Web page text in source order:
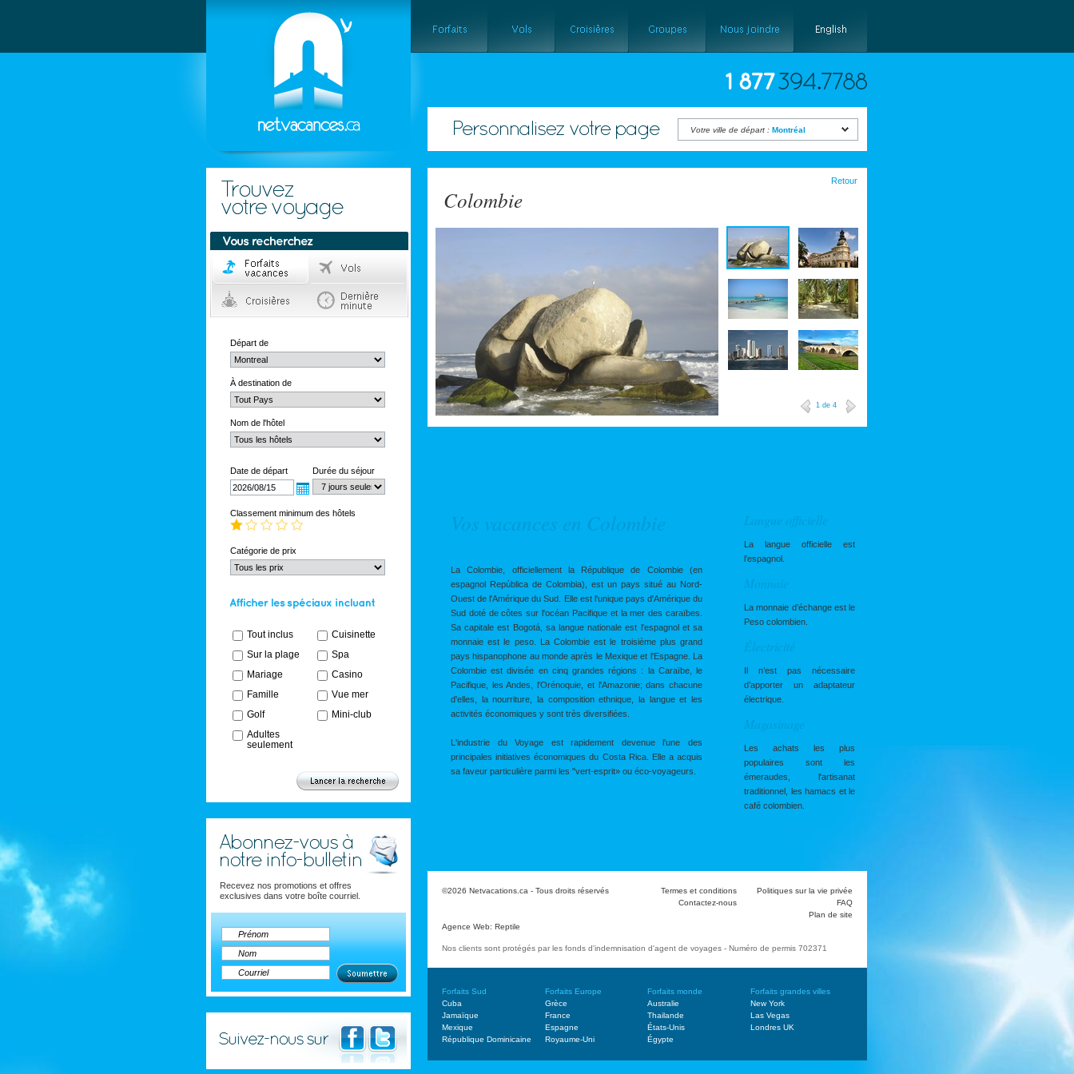
Votre ville de départ : Montréal
Départ de
À destination de
Nom de l'hôtel
Date de départ Durée du séjour
Classement minimum des hôtels
Catégorie de prix
Tout inclus
Cuisinette
Sur la plage
Spa
Mariage
Casino
Famille
Vue mer
Golf
Mini-club
Adultes
seulement
Recevez nos promotions et offres
exclusives dans votre boîte courriel.
Retour
Colombie
1 de 4
Vos vacances en Colombie
La Colombie, officiellement la République de Colombie (en
espagnol República de Colombia), est un pays situé au Nord-
Ouest de l'Amérique du Sud. Elle est l'unique pays d'Amérique du
Sud doté de côtes sur l'océan Pacifique et la mer des caraïbes.
Sa capitale est Bogotá, sa langue nationale est l'espagnol et sa
monnaie est le peso. La Colombie est le troisième plus grand
pays hispanophone au monde après le Mexique et l'Espagne. La
Colombie est divisée en cinq grandes régions : la Caraïbe, le
Pacifique, les Andes, l'Orénoquie, et l'Amazonie; dans chacune
d'elles, la nourriture, la composition ethnique, la langue et les
activités économiques y sont très diversifiées.
L'industrie du Voyage est rapidement devenue l'une des
principales initiatives économiques du Costa Rica. Elle a acquis
sa faveur particulière parmi les "vert-esprit» ou éco-voyageurs.
Langue officielle
La langue officielle est
l’espagnol.
Monnaie
La monnaie d’échange est le
Peso colombien.
Électricité
Il n’est pas nécessaire
d’apporter un adaptateur
électrique.
Magasinage
Les achats les plus
populaires sont les
émeraudes, l'artisanat
traditionnel, les hamacs et le
café colombien.
©2026 Netvacations.ca - Tous droits réservés
Termes et conditions
Contactez-nous
Politiques sur la vie privée
FAQ
Plan de site
Agence Web: Reptile
Nos clients sont protégés par les fonds d'indemnisation d'agent de voyages - Numéro de permis 702371
Forfaits Sud
Cuba
Jamaïque
Mexique
République Dominicaine
Forfaits Europe
Grèce
France
Espagne
Royaume-Uni
Forfaits monde
Australie
Thailande
États-Unis
Égypte
Forfaits grandes villes
New York
Las Vegas
Londres UK